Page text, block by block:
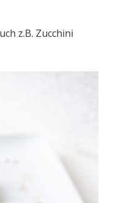
z.B. Zucchini